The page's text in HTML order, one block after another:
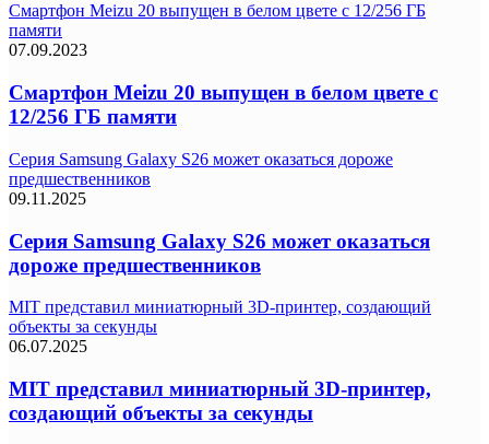
Смартфон Meizu 20 выпущен в белом цвете с 12/256 ГБ
памяти
07.09.2023
Смартфон Meizu 20 выпущен в белом цвете с
12/256 ГБ памяти
Серия Samsung Galaxy S26 может оказаться дороже
предшественников
09.11.2025
Серия Samsung Galaxy S26 может оказаться
дороже предшественников
MIT представил миниатюрный 3D-принтер, создающий
объекты за секунды
06.07.2025
MIT представил миниатюрный 3D-принтер,
создающий объекты за секунды